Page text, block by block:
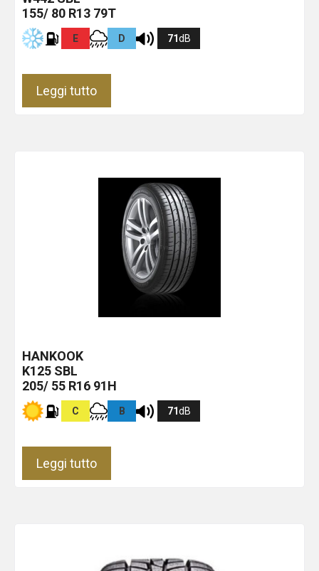
155/ 80 R13 79T
E D 71dB
Leggi tutto
HANKOOK
K125 SBL
205/ 55 R16 91H
C B 71dB
Leggi tutto